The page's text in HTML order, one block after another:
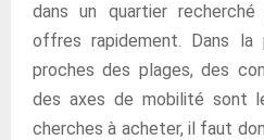
dans un quartier
offres rapidement. Dans la
proches des plages, des
des axes de mobilité sont
cherches à acheter, il faut